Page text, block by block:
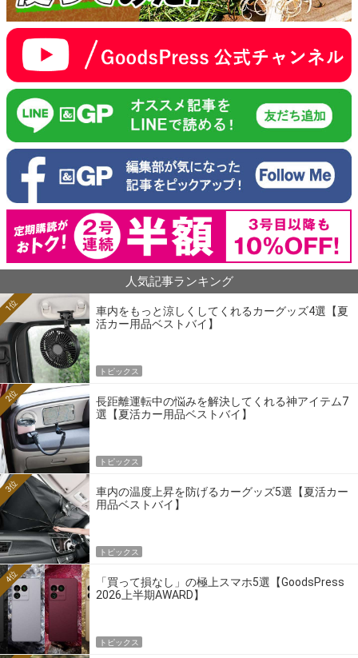
人気記事ランキング
車内をもっと涼しくしてくれるカーグッズ4選【夏
活カー用品ベストバイ】
1位
トピックス
長距離運転中の悩みを解決してくれる神アイテム7
選【夏活カー用品ベストバイ】
2位
トピックス
車内の温度上昇を防げるカーグッズ5選【夏活カー
用品ベストバイ】
3位
トピックス
「買って損なし」の極上スマホ5選【GoodsPress
2026上半期AWARD】
4位
トピックス